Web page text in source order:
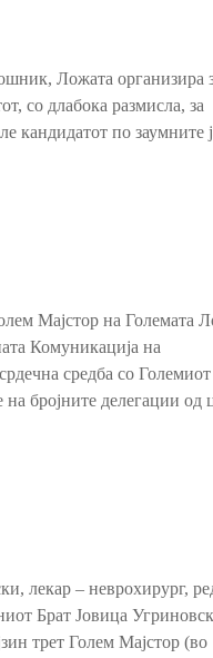
Ложата организира
со длабока размисла, за
кандидатот по заумните
Мајстор на Големата
Комуникација на
средба со Големиот
бројните делегации од
лекар – неврохирург,
Брат Јовица
трет Голем Мајстор (во